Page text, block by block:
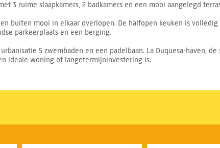
3 ruime slaapkamers, 2 badkamers en een mooi aangelegd
buiten mooi in elkaar overlopen. De halfopen keuken is volledig
parkeerplaats en een berging.
5 zwembaden en een padelbaan. La Duquesa-haven, de
ideale woning of langetermijninvestering is.